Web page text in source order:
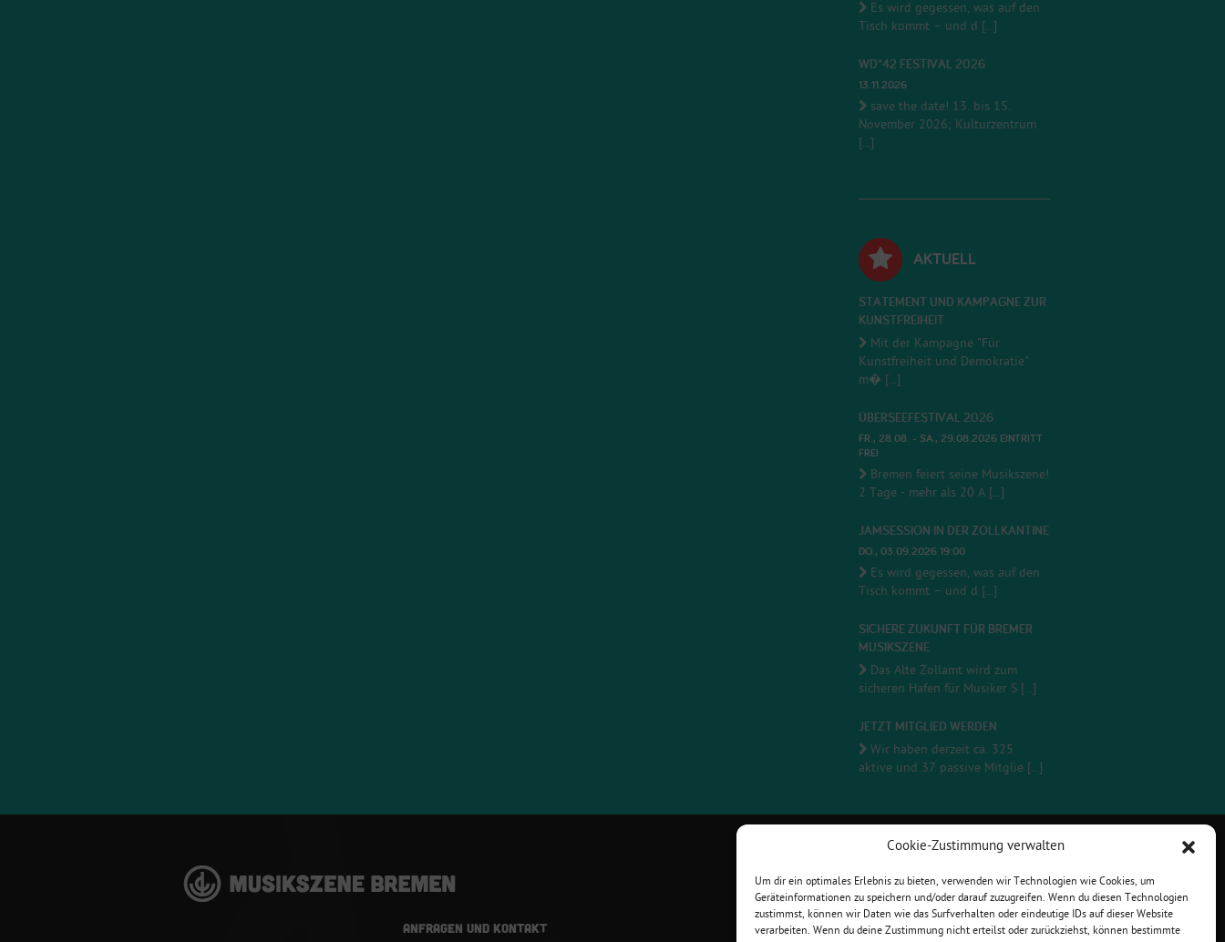
Cookie-Zustimmung verwalten
Um dir ein optimales Erlebnis zu bieten, verwenden wir Technologien wie Cookies, um
Geräteinformationen zu speichern und/oder darauf zuzugreifen. Wenn du diesen Technologien
zustimmst, können wir Daten wie das Surfverhalten oder eindeutige IDs auf dieser Website
verarbeiten. Wenn du deine Zustimmung nicht erteilst oder zurückziehst, können bestimmte
Es wird gegessen, was auf den
Tisch kommt – und d [...]
WD*42 FESTIVAL 2026
13.11.2026
save the date! 13. bis 15.
November 2026; Kulturzentrum
[...]
AKTUELL
STATEMENT UND KAMPAGNE ZUR
KUNSTFREIHEIT
Mit der Kampagne "Für
Kunstfreiheit und Demokratie"
m� [...]
ÜBERSEEFESTIVAL 2026
FR., 28.08. - SA., 29.08.2026 EINTRITT
FREI
Bremen feiert seine Musikszene!
2 Tage - mehr als 20 A [...]
JAMSESSION IN DER ZOLLKANTINE
DO., 03.09.2026 19:00
Es wird gegessen, was auf den
Tisch kommt – und d [...]
SICHERE ZUKUNFT FÜR BREMER
MUSIKSZENE
Das Alte Zollamt wird zum
sicheren Hafen für Musiker S [...]
JETZT MITGLIED WERDEN
Wir haben derzeit ca. 325
aktive und 37 passive Mitglie [...]
ANFRAGEN UND KONTAKT VERBINDE DICH MIT UNS